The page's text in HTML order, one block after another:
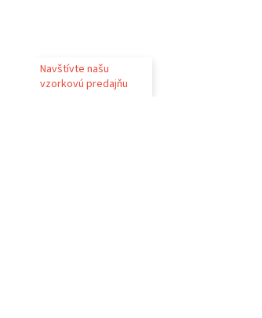
Navštívte našu
vzorkovú predajňu